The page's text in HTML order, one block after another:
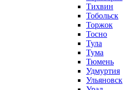
Тихвин
Тобольск
Торжок
Тосно
Тула
Тума
Тюмень
Удмуртия
Ульяновск